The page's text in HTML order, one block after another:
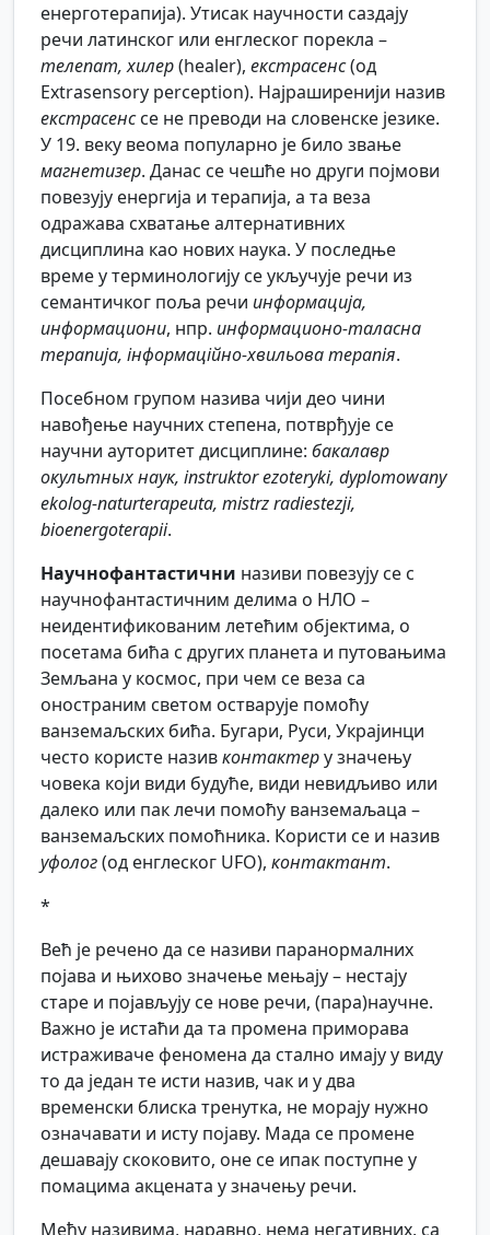
енерготерапија). Утисак научности саздају
речи латинског или енглеског порекла –
телепат, хилер(healer), екстрасенс(од
Extrasensory perception). Најраширенији назив
екстрасенссе не преводи на словенске језике.
У 19. веку веома популарно је било звање
магнетизер. Данас се чешће но други појмови
повезују енергија и терапија, а та веза
одражава схватање алтернативних
дисциплина као нових наука. У последње
време у терминологију се укључује речи из
семантичког поља речи информација,
информациони, нпр. информационо-таласна
терапија, інформаційно-хвильова терапія.
Посебном групом назива чији део чини
навођење научних степена, потврђује се
научни ауторитет дисциплине: бакалавр
окультных наук, instruktor ezoteryki, dyplomowany
ekolog-naturterapeuta, mistrz radiestezji,
bioenergoterapii.
Научнофантастични називи повезују се с
научнофантастичним делима о НЛО –
неидентификованим летећим објектима, о
посетама бића с других планета и путовањима
Земљана у космос, при чем се веза са
оностраним светом остварује помоћу
ванземаљских бића. Бугари, Руси, Украјинци
често користе називконтактеру значењу
човека који види будуће, види невидљиво или
далеко или пак лечи помоћу ванземаљаца –
ванземаљских помоћника. Користи се и назив
уфолог(од енглеског UFO), контактант.
*
Већ је речено да се називи паранормалних
појава и њихово значење мењају – нестају
старе и појављују се нове речи, (пара)научне.
Важно је истаћи да та промена приморава
истраживаче феномена да стално имају у виду
то да један те исти назив, чак и у два
временски блиска тренутка, не морају нужно
означавати и исту појаву. Мада се промене
дешавају скоковито, оне се ипак поступне у
помацима акцената у значењу речи.
Међу називима, наравно, нема негативних, са